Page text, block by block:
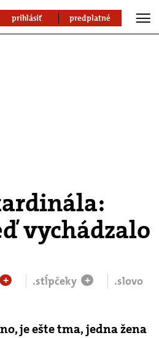
prihlásiť predplatné
vychádzalo
+ .stĺpčeky +
.slovo
je ešte tma, jedna žena